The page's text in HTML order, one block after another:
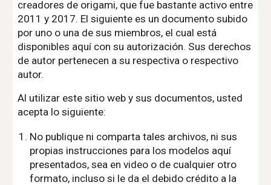
creadores de origami, que fue bastante activo entre
2011 y 2017. El siguiente es un documento subido
por uno o una de sus miembros, el cual está
disponibles aquí con su autorización. Sus derechos
de autor pertenecen a su respectiva o respectivo
autor.
Al utilizar este sitio web y sus documentos, usted
acepta lo siguiente:
No publique ni comparta tales archivos, ni sus
propias instrucciones para los modelos aquí
presentados, sea en video o de cualquier otro
formato, incluso si le da el debido crédito a la